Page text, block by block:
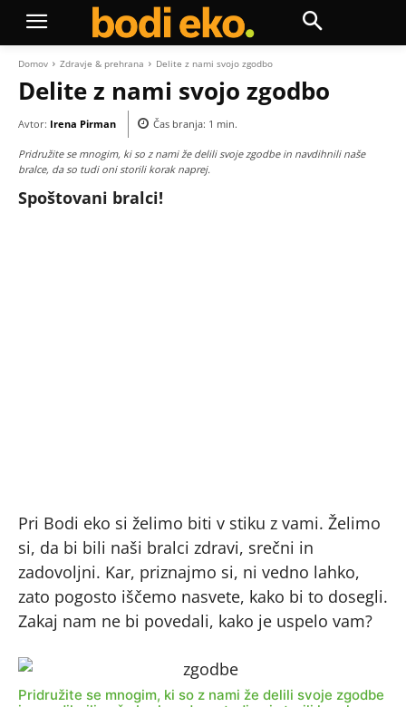
Domov Zdravje & prehrana Delite z nami svojo zgodbo
Delite z nami svojo zgodbo
Avtor: Irena Pirman Čas branja: 1 min.
Pridružite se mnogim, ki so z nami že delili svoje zgodbe in navdihnili naše
bralce, da so tudi oni storili korak naprej.
Spoštovani bralci!
Pri Bodi eko si želimo biti v stiku z vami. Želimo
si, da bi bili naši bralci zdravi, srečni in
zadovoljni. Kar, priznajmo si, ni vedno lahko,
zato pogosto iščemo nasvete, kako bi to dosegli.
Zakaj nam ne bi povedali, kako je uspelo vam?
Pridružite se mnogim, ki so z nami že delili svoje zgodbe